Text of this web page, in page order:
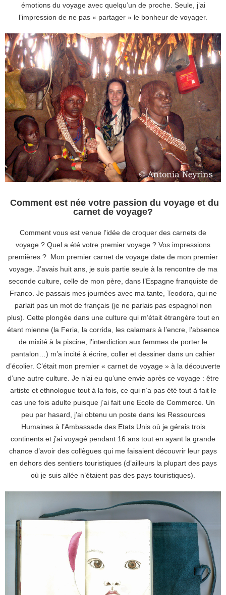
émotions du voyage avec quelqu’un de proche. Seule, j’ai
l’impression de ne pas « partager » le bonheur de voyager.
Comment est née votre passion du voyage et du
carnet de voyage?
Comment vous est venue l’idée de croquer des carnets de
voyage ? Quel a été votre premier voyage ? Vos impressions
premières ? Mon premier carnet de voyage date de mon premier
voyage. J’avais huit ans, je suis partie seule à la rencontre de ma
seconde culture, celle de mon père, dans l’Espagne franquiste de
Franco. Je passais mes journées avec ma tante, Teodora, qui ne
parlait pas un mot de français (je ne parlais pas espagnol non
plus). Cette plongée dans une culture qui m’était étrangère tout en
étant mienne (la Feria, la corrida, les calamars à l’encre, l’absence
de mixité à la piscine, l’interdiction aux femmes de porter le
pantalon…) m’a incité à écrire, coller et dessiner dans un cahier
d’écolier. C’était mon premier « carnet de voyage » à la découverte
d’une autre culture. Je n’ai eu qu’une envie après ce voyage : être
artiste et ethnologue tout à la fois, ce qui n’a pas été tout à fait le
cas une fois adulte puisque j’ai fait une Ecole de Commerce. Un
peu par hasard, j’ai obtenu un poste dans les Ressources
Humaines à l’Ambassade des Etats Unis où je gérais trois
continents et j’ai voyagé pendant 16 ans tout en ayant la grande
chance d’avoir des collègues qui me faisaient découvrir leur pays
en dehors des sentiers touristiques (d’ailleurs la plupart des pays
où je suis allée n’étaient pas des pays touristiques).